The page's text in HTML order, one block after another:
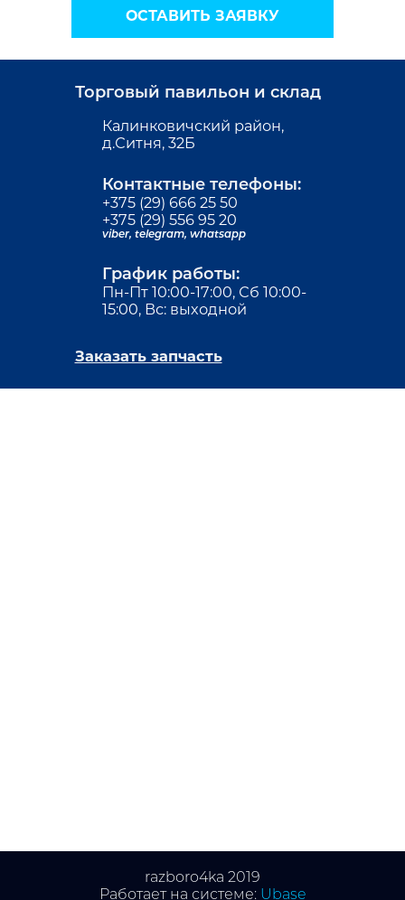
ОСТАВИТЬ ЗАЯВКУ
Торговый павильон и склад
Калинковичский район,
д.Ситня, 32Б
Контактные телефоны:
+375 (29) 666 25 50
+375 (29) 556 95 20
viber, telegram, whatsapp
График работы:
Пн-Пт 10:00-17:00, Сб 10:00-
15:00, Вс: выходной
Заказать запчасть
razboro4ka 2019
Работает на системе: Ubase